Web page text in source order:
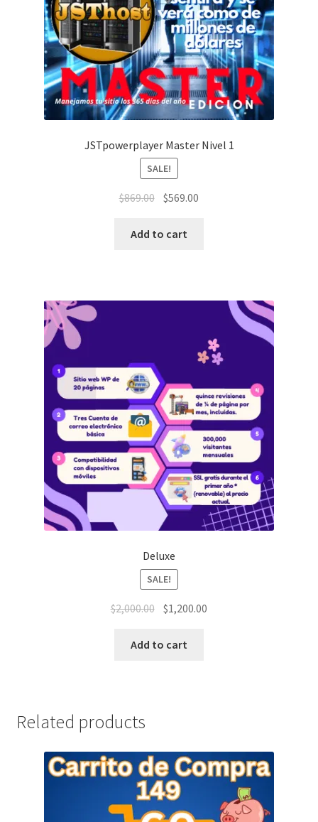
JSTpowerplayer Master Nivel 1
SALE!
$869.00 $569.00
Add to cart
Deluxe
SALE!
$2,000.00 $1,200.00
Add to cart
Related products